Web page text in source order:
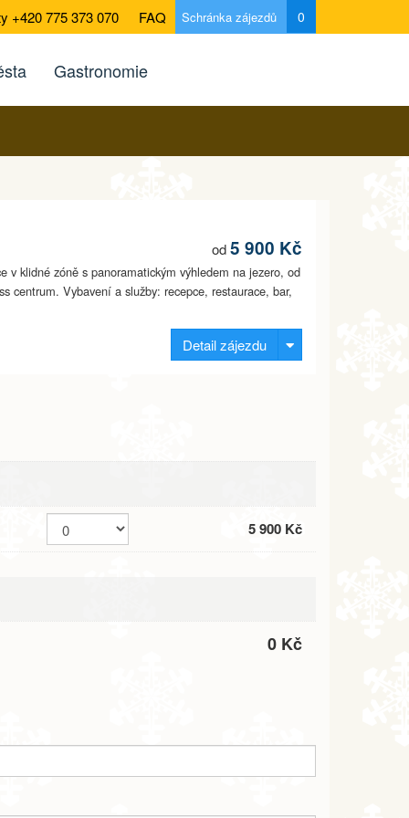
+420 775 373 070 FAQ Schránka zájezdů 0
Gastronomie
od5 900 Kč
v klidné zóně s panoramatickým výhledem na jezero, od
centrum. Vybavení a služby: recepce, restaurace, bar,
Detail zájezdu
5 900 Kč
0 Kč